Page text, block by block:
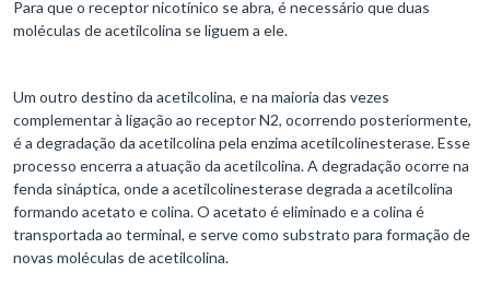
Para que o receptor nicotínico se abra, é necessário que duas
moléculas de acetilcolina se liguem a ele.
Um outro destino da acetilcolina, e na maioria das vezes
complementar à ligação ao receptor N2, ocorrendo posteriormente,
é a degradação da acetilcolina pela enzima acetilcolinesterase. Esse
processo encerra a atuação da acetilcolina. A degradação ocorre na
fenda sináptica, onde a acetilcolinesterase degrada a acetilcolina
formando acetato e colina. O acetato é eliminado e a colina é
transportada ao terminal, e serve como substrato para formação de
novas moléculas de acetilcolina.